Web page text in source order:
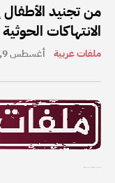
من تجنيد
الانتهاكات
ملفات عربية أغسطس 9, 2026